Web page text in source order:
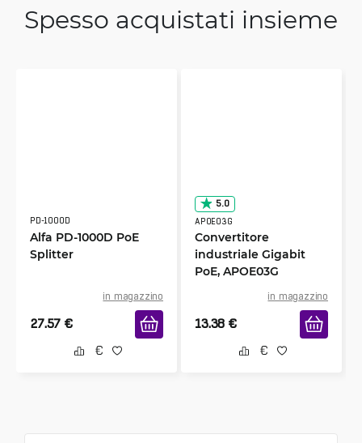
Spesso acquistati insieme
PD-1000D
Alfa PD-1000D PoE
Splitter
in magazzino
27.57 €
5.0
APOE03G
Convertitore
industriale Gigabit
PoE, APOE03G
in magazzino
13.38 €